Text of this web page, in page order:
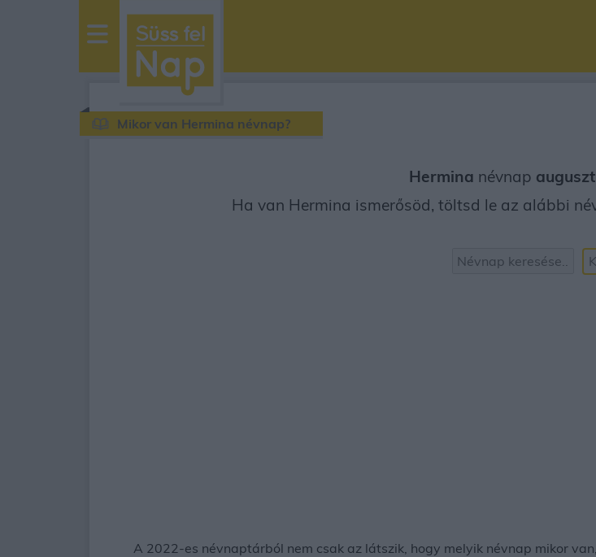
sussfelnap.hu
időjárás
Mikor van Hermina névnap?
Hermina névnap
Ha van Hermina ismerősöd, töltsd le az alábbi
A 2022-es névnaptárból nem csak az látszik, hogy melyik névnap mikor